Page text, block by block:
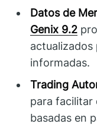
Datos de
Genix 9.2
actualizados
informadas.
Trading
para facilitar
basadas en